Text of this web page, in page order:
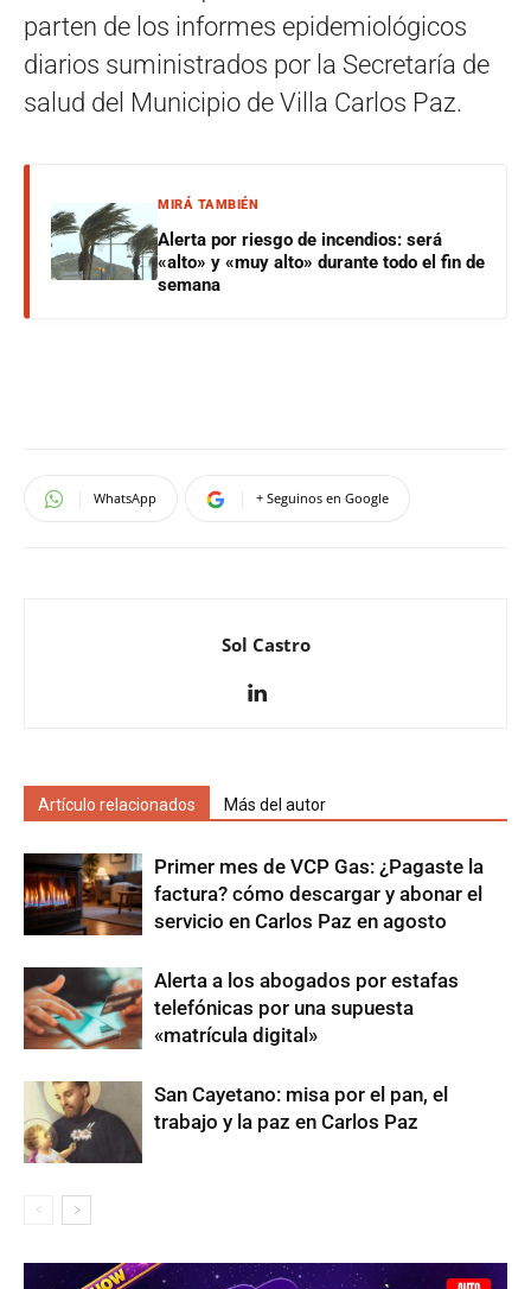
parten de los informes epidemiológicos
diarios suministrados por la Secretaría de
salud del Municipio de Villa Carlos Paz.
MIRÁ TAMBIÉN
Alerta por riesgo de incendios: será
«alto» y «muy alto» durante todo el fin de
semana
WhatsApp + Seguinos en Google
Sol Castro
Artículo relacionados Más del autor
Primer mes de VCP Gas: ¿Pagaste la
factura? cómo descargar y abonar el
servicio en Carlos Paz en agosto
Alerta a los abogados por estafas
telefónicas por una supuesta
«matrícula digital»
San Cayetano: misa por el pan, el
trabajo y la paz en Carlos Paz